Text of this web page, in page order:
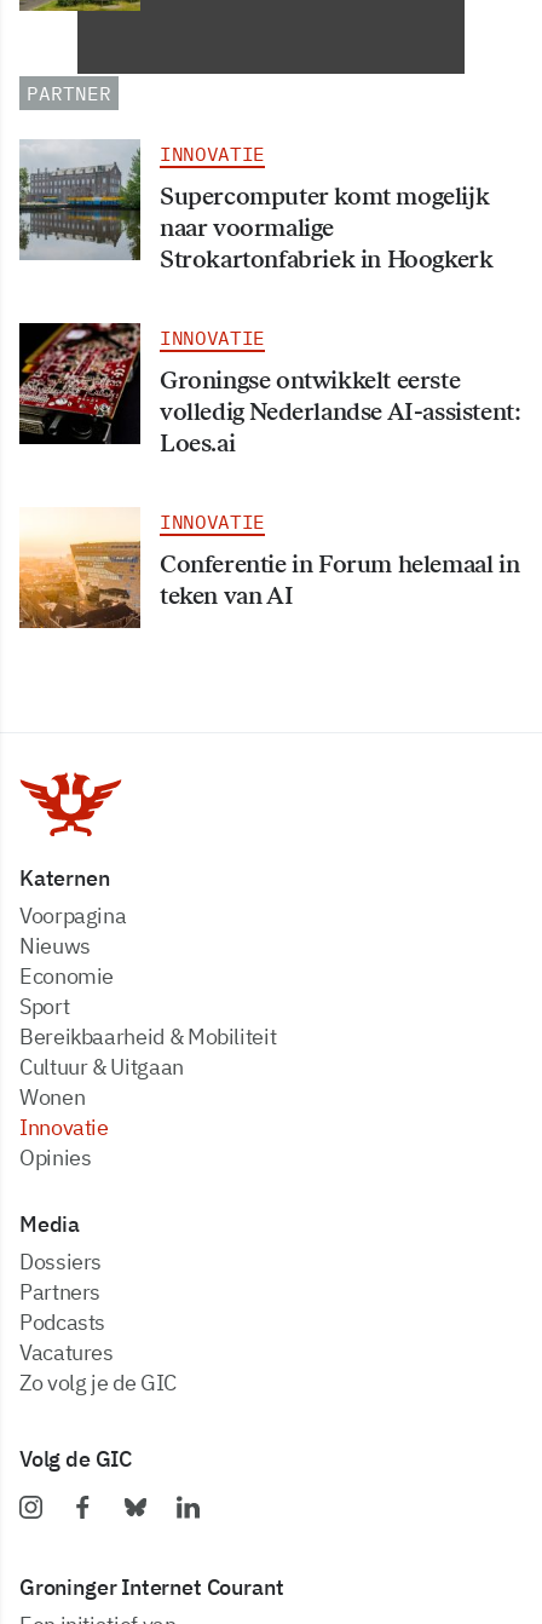
PARTNER
INNOVATIE
Supercomputer komt mogelijk
naar voormalige
Strokartonfabriek in Hoogkerk
INNOVATIE
Groningse ontwikkelt eerste
volledig Nederlandse AI-assistent:
Loes.ai
INNOVATIE
Conferentie in Forum helemaal in
teken van AI
Katernen
Voorpagina
Nieuws
Economie
Sport
Bereikbaarheid & Mobiliteit
Cultuur & Uitgaan
Wonen
Innovatie
Opinies
Media
dossiers
partners
podcasts
vacatures
zo volg je de GIC
Volg de GIC
Groninger Internet Courant